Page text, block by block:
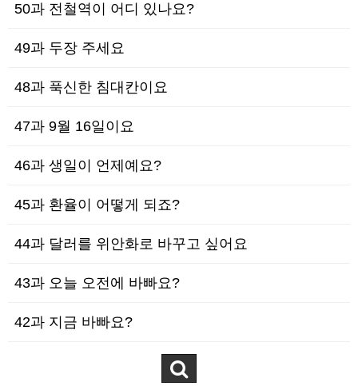
50과 전철역이 어디 있나요?
49과 두장 주세요
48과 푹신한 침대칸이요
47과 9월 16일이요
46과 생일이 언제예요?
45과 환율이 어떻게 되죠?
44과 달러를 위안화로 바꾸고 싶어요
43과 오늘 오전에 바빠요?
42과 지금 바빠요?